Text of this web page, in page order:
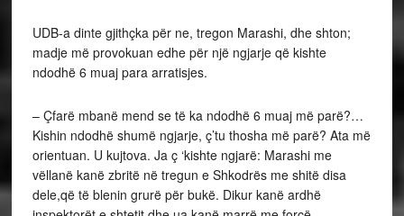
UDB-a dinte gjithçka për ne, tregon Marashi, dhe shton;
madje më provokuan edhe për një ngjarje që kishte
ndodhë 6 muaj para arratisjes.
– Çfarë mbanë mend se të ka ndodhë 6 muaj më parë?…
Kishin ndodhë shumë ngjarje, ç’tu thosha më parë? Ata më
orientuan. U kujtova. Ja ç ‘kishte ngjarë: Marashi me
vëllanë kanë zbritë në tregun e Shkodrës me shitë disa
dele,që të blenin grurë për bukë. Dikur kanë ardhë